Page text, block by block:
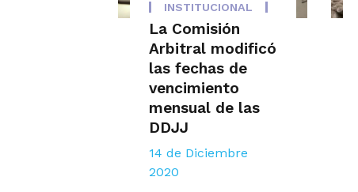
INSTITUCIONAL
La Comisión
Arbitral modificó
las fechas de
vencimiento
mensual de las
DDJJ
14 de Diciembre
2020